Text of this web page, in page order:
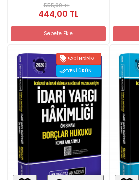
555,00 TL
444,00 TL
Sepete Ekle
%20 İNDIRIM
YENI ÜRÜN